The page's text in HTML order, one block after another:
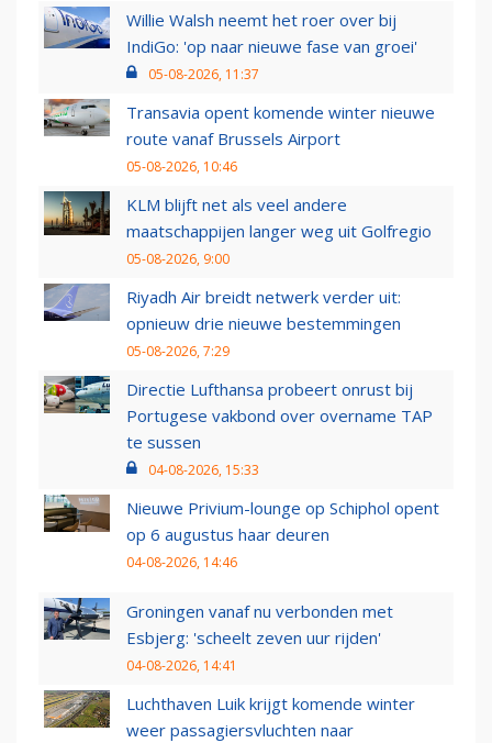
Willie Walsh neemt het roer over bij
IndiGo: 'op naar nieuwe fase van groei'
05-08-2026, 11:37
Transavia opent komende winter nieuwe
route vanaf Brussels Airport
05-08-2026, 10:46
KLM blijft net als veel andere
maatschappijen langer weg uit Golfregio
05-08-2026, 9:00
Riyadh Air breidt netwerk verder uit:
opnieuw drie nieuwe bestemmingen
05-08-2026, 7:29
Directie Lufthansa probeert onrust bij
Portugese vakbond over overname TAP
te sussen
04-08-2026, 15:33
Nieuwe Privium-lounge op Schiphol opent
op 6 augustus haar deuren
04-08-2026, 14:46
Groningen vanaf nu verbonden met
Esbjerg: 'scheelt zeven uur rijden'
04-08-2026, 14:41
Luchthaven Luik krijgt komende winter
weer passagiersvluchten naar